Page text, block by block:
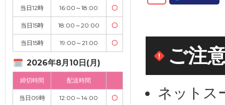
当日12時 16:00～18:00 〇
当日15時 18:00～20:00 〇
当日15時 19:00～21:00 〇
2026年8月10日(月)
締切時間 配送時間
当日09時 12:00～14:00 〇
ご注
ネットス